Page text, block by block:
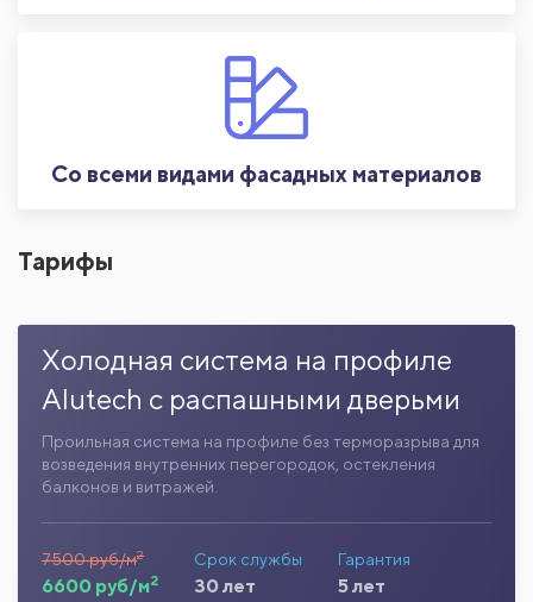
Со всеми видами фасадных материалов
Тарифы
Холодная система на профиле
Alutech с распашными дверьми
Проильная система на профиле без терморазрыва для
возведения внутренних перегородок, остекления
балконов и витражей.
7500 руб/м2
6600 руб/м2
Срок службы
30 лет
Гарантия
5 лет